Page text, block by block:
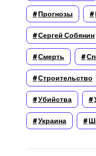
Прогнозы
Сергей Собянин
Смерть
Строительство
Убийства
Украина